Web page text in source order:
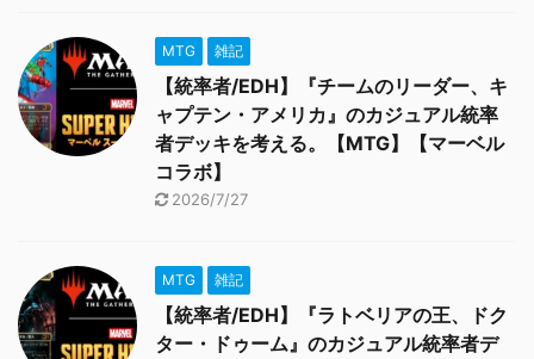
MTG 雑記
【統率者/EDH】『チームのリーダー、キ
ャプテン・アメリカ』のカジュアル統率
者デッキを考える。【MTG】【マーベル
コラボ】
2026/7/27
MTG 雑記
【統率者/EDH】『ラトベリアの王、ドク
ター・ドゥーム』のカジュアル統率者デ